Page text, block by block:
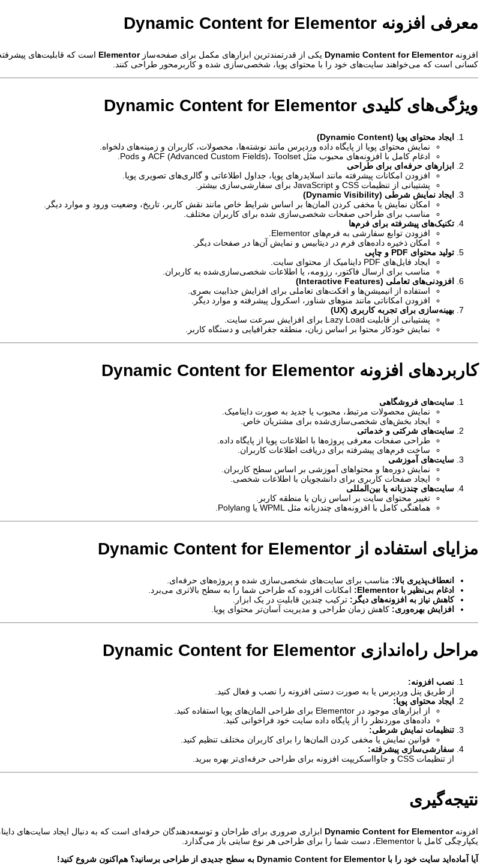
سرور مجازی هند
مورد علاقه فعالان بازارهای مالی و تریدرها
سرور مجازی سنگاپور
مناسب راه اندازی انواع سرویس های آنلاین
ارسال تیکت چت آنلاین
معرفی افزونه Dynamic Content for Elementor
افزونهDynamic Content for Elementor یکی از قدرتمندترین ابزارهای مکمل برای صفحه‌سازElementor است که قابلیت‌های
کسانی است که می‌خواهند سایت‌های خود را با محتوای پویا، شخصی‌سازی شده و کاربرمحور طراحی کنند.
ویژگی‌های کلیدی Dynamic Content for Elementor
ایجاد محتوای پویا (Dynamic Content)
نمایش محتوای پویا از پایگاه داده وردپرس مانند نوشته‌ها، محصولات، کاربران و زمینه‌های دلخواه.
ادغام کامل با افزونه‌های محبوب مثل ACF (Advanced Custom Fields)، Toolset و Pods.
ابزارهای حرفه‌ای برای طراحی
افزودن امکانات پیشرفته مانند اسلایدرهای پویا، جداول اطلاعاتی و گالری‌های تصویری پویا.
پشتیبانی از تنظیمات CSS و JavaScript برای سفارشی‌سازی بیشتر.
ایجاد نمایش شرطی (Dynamic Visibility)
امکان نمایش یا مخفی کردن المان‌ها بر اساس شرایط خاص مانند نقش کاربر، تاریخ، وضعیت ورود و موارد دیگر.
مناسب برای طراحی صفحات شخصی‌سازی شده برای کاربران مختلف.
تکنیک‌های پیشرفته برای فرم‌ها
افزودن توابع سفارشی به فرم‌های Elementor.
امکان ذخیره داده‌های فرم در دیتابیس و نمایش آن‌ها در صفحات دیگر.
تولید محتوای PDF و چاپی
ایجاد فایل‌های PDF داینامیک از محتوای سایت.
مناسب برای ارسال فاکتور، رزومه، یا اطلاعات شخصی‌سازی‌شده به کاربران.
افزودنی‌های تعاملی (Interactive Features)
استفاده از انیمیشن‌ها و افکت‌های تعاملی برای افزایش جذابیت بصری.
افزودن امکاناتی مانند منوهای شناور، اسکرول پیشرفته و موارد دیگر.
بهینه‌سازی برای تجربه کاربری (UX)
پشتیبانی از قابلیت Lazy Load برای افزایش سرعت سایت.
نمایش خودکار محتوا بر اساس زبان، منطقه جغرافیایی و دستگاه کاربر.
کاربردهای افزونه Dynamic Content for Elementor
سایت‌های فروشگاهی
نمایش محصولات مرتبط، محبوب یا جدید به صورت داینامیک.
ایجاد بخش‌های شخصی‌سازی‌شده برای مشتریان خاص.
سایت‌های شرکتی و خدماتی
طراحی صفحات معرفی پروژه‌ها با اطلاعات پویا از پایگاه داده.
ساخت فرم‌های پیشرفته برای دریافت اطلاعات کاربران.
سایت‌های آموزشی
نمایش دوره‌ها و محتواهای آموزشی بر اساس سطح کاربران.
ایجاد صفحات کاربری برای دانشجویان با اطلاعات شخصی.
سایت‌های چندزبانه یا بین‌المللی
تغییر محتوای سایت بر اساس زبان یا منطقه کاربر.
هماهنگی کامل با افزونه‌های چندزبانه مثل WPML یا Polylang.
مزایای استفاده از Dynamic Content for Elementor
انعطاف‌پذیری بالا: مناسب برای سایت‌های شخصی‌سازی شده و پروژه‌های حرفه‌ای.
ادغام بی‌نظیر با Elementor:
امکانات افزوده که طراحی شما را به سطح بالاتری می‌برد.
کاهش نیاز به افزونه‌های دیگر: ترکیب چندین قابلیت در یک ابزار.
افزایش بهره‌وری: کاهش زمان طراحی و مدیریت آسان‌تر محتوای پویا.
مراحل راه‌اندازی Dynamic Content for Elementor
نصب افزونه:
از طریق پنل وردپرس یا به صورت دستی افزونه را نصب و فعال کنید.
ایجاد محتوای پویا:
از ابزارهای موجود در Elementor برای طراحی المان‌های پویا استفاده کنید.
داده‌های موردنظر را از پایگاه داده سایت خود فراخوانی کنید.
تنظیمات نمایش شرطی:
قوانین نمایش یا مخفی کردن المان‌ها را برای کاربران مختلف تنظیم کنید.
سفارشی‌سازی پیشرفته:
از تنظیمات CSS و جاوااسکریپت افزونه برای طراحی حرفه‌ای‌تر بهره ببرید.
نتیجه‌گیری
افزونهDynamic Content for Elementor ابزاری ضروری برای طراحان و توسعه‌دهندگان حرفه‌ای است که به دنبال ایجاد سایت‌های
یکپارچگی کامل با Elementor، دست شما را برای طراحی هر نوع سایتی باز می‌گذارد.
آیا آماده‌اید سایت خود را با Dynamic Content for Elementor به سطح جدیدی از طراحی برسانید؟ هم‌اکنون شروع کنید!